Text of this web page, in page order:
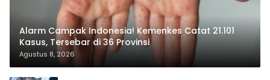
Alarm Campak Indonesia! Kemenkes Catat 21.101
Kasus, Tersebar di 36 Provinsi
Agustus 8, 2026